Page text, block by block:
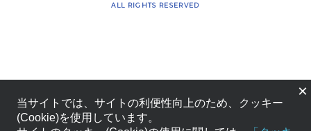
ALL RIGHTS RESERVED
×
当サイトでは、サイトの利便性向上のため、クッキー
(Cookie)を使用しています。